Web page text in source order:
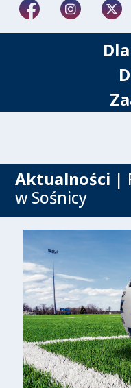
Aktualności |
w Sośnicy